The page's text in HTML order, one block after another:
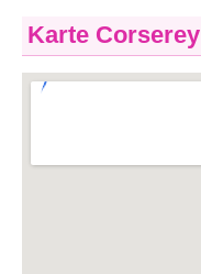
Karte Corserey